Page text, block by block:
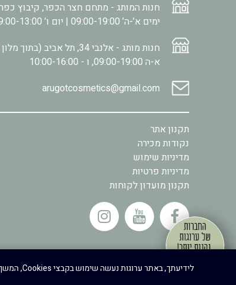
חנות המותג - מתחם חצר הכפר, קיבוץ כפר
ימים א’-ה’ 09:00-19:00 | יום ו’ 09:00-13:00
חנות מותג - אלנבי 34, תל אביב (בתוך מלון ABY) -
א-ה 09:00-19:00, ו - 10:00-16:00
arugotcosmetics@gmail.com
תקנון אתר
נקודות מכירה
מדיניות שימוש
מדיניות פרטיות
תקנון מועדון לקוחות
לידיעתך, באתר ערוגות נעשה שימוש בקבצי Cookies, המשך גלישה באתר מהווה הסכמה לשימוש זה, למידע נוסף ניתן לעיין במדיניות הפרטיות